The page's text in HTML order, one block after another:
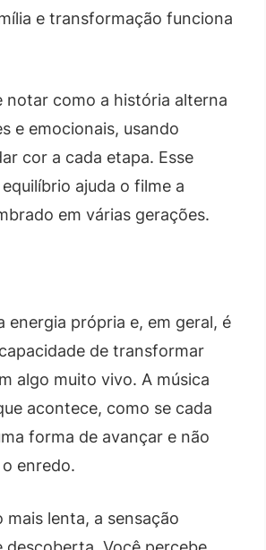
e transformação funciona
notar como a história alterna
e emocionais, usando
cor a cada etapa. Esse
ajuda o filme a
em várias gerações.
energia própria e, em geral, é
de transformar
algo muito vivo. A música
acontece, como se cada
forma de avançar e não
o enredo.
mais lenta, a sensação